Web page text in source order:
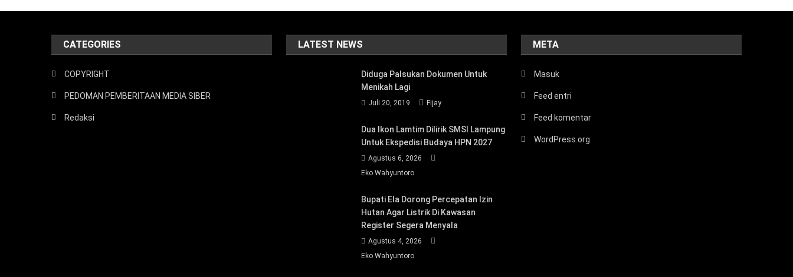
CATEGORIES
COPYRIGHT
PEDOMAN PEMBERITAAN MEDIA SIBER
Redaksi
LATEST NEWS
Diduga Palsukan Dokumen Untuk
Menikah Lagi
Juli 20, 2019 Fijay
Dua Ikon Lamtim Dilirik SMSI Lampung
Untuk Ekspedisi Budaya HPN 2027
Agustus 6, 2026
Eko Wahyuntoro
Bupati Ela Dorong Percepatan Izin
Hutan Agar Listrik Di Kawasan
Register Segera Menyala
Agustus 4, 2026
Eko Wahyuntoro
META
Masuk
Feed entri
Feed komentar
WordPress.org